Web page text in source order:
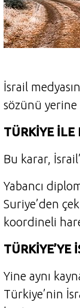
İsrail
sözünü yerine
TÜRKİYE İLE
Bu karar,
Yabancı
Suriye’den
koordineli
TÜRKİYE’YE
Yine aynı
Türkiye’nin